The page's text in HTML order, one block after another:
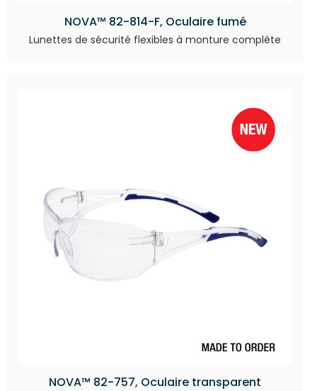
NOVA™ 82-814-F, Oculaire fumé
Lunettes de sécurité flexibles à monture complète
NOVA™ 82-757, Oculaire transparent